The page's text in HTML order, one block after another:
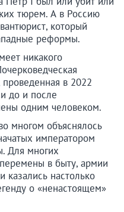
тюрем. А в Россию
который
реформы.
никакого
проведенная в 2022
до и после
одним человеком.
многом объяснялось
императором
Для многих
в быту, армии
казались настолько
о «ненастоящем»